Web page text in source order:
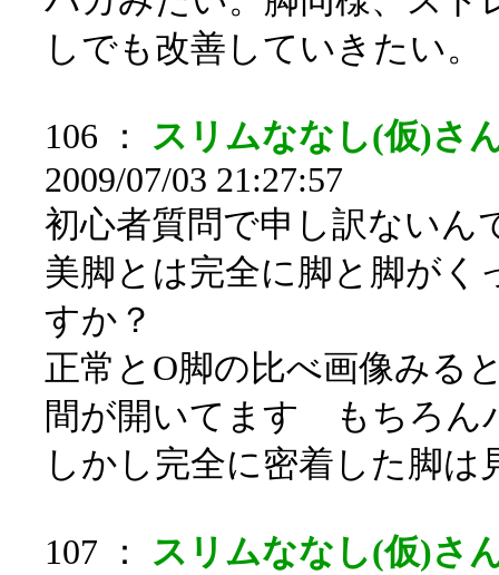
しでも改善していきたい。
106 ： スリムななし(仮)さ
2009/07/03 21:27:57
初心者質問で申し訳ないん
美脚とは完全に脚と脚がく
すか？
正常とO脚の比べ画像みる
間が開いてます もちろん
しかし完全に密着した脚は
107 ： スリムななし(仮)さ